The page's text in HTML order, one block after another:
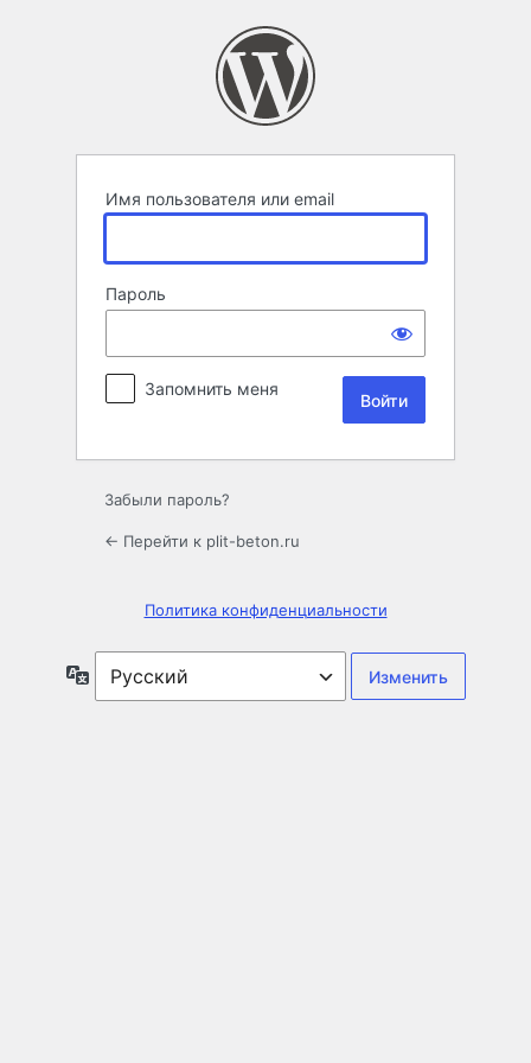
Имя пользователя или email
Пароль
Запомнить меня
Забыли пароль?
← Перейти к plit-beton.ru
Политика конфиденциальности
Язык